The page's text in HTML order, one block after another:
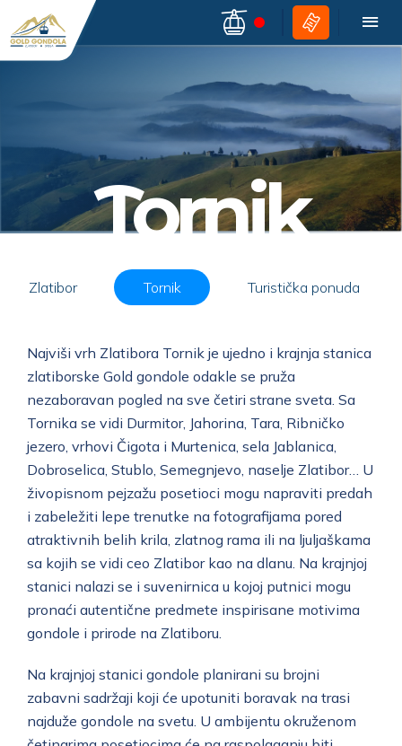
Tornik
Zlatibor Tornik Turistička ponuda
Najviši vrh Zlatibora Tornik je ujedno i krajnja stanica
zlatiborske Gold gondole odakle se pruža
nezaboravan pogled na sve četiri strane sveta. Sa
Tornika se vidi Durmitor, Jahorina, Tara, Ribničko
jezero, vrhovi Čigota i Murtenica, sela Jablanica,
Dobroselica, Stublo, Semegnjevo, naselje Zlatibor… U
živopisnom pejzažu posetioci mogu napraviti predah
i zabeležiti lepe trenutke na fotografijama pored
atraktivnih belih krila, zlatnog rama ili na ljuljaškama
sa kojih se vidi ceo Zlatibor kao na dlanu. Na krajnjoj
stanici nalazi se i suvenirnica u kojoj putnici mogu
pronaći autentične predmete inspirisane motivima
gondole i prirode na Zlatiboru.
Na krajnjoj stanici gondole planirani su brojni
zabavni sadržaji koji će upotuniti boravak na trasi
najduže gondole na svetu. U ambijentu okruženom